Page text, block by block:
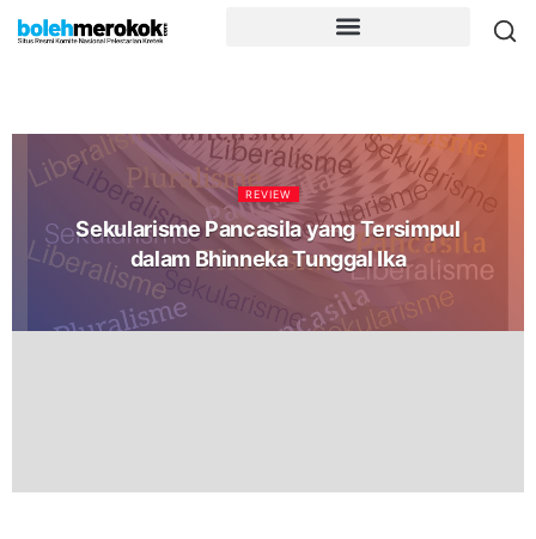
REVIEW
Sekularisme Pancasila yang Tersimpul
dalam Bhinneka Tunggal Ika